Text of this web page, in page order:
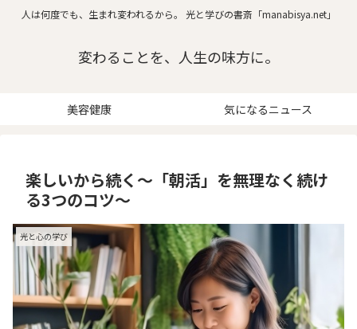
人は何度でも、生まれ変われるから。 光と学びの書斎「manabisya.net」
変わることを、人生の味方に。
美容健康 気になるニュース
楽しいから続く～「朝活」を無理なく続け
る3つのコツ～
光と心の学び